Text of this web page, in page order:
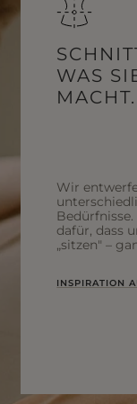
WAS
MACHT.
Wir
dafür, dass
„sitzen" –
INSPIRATION